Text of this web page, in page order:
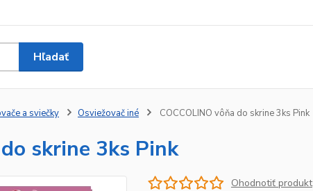
Hľadať
a sviečky Osviežovač iné COCCOLINO vôňa do skrine 3ks Pink
skrine 3ks Pink
Ohodnotiť produkt